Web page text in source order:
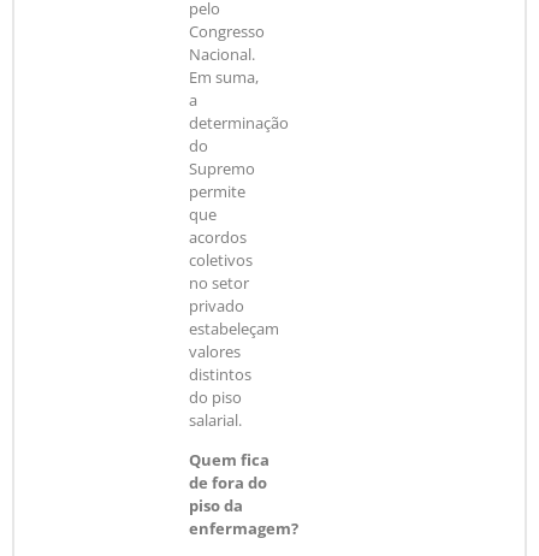
pelo
Congresso
Nacional.
Em suma,
a
determinação
do
Supremo
permite
que
acordos
coletivos
no setor
privado
estabeleçam
valores
distintos
do piso
salarial.
Quem fica
de fora do
piso da
enfermagem?